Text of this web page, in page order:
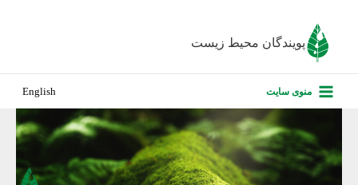
پویندگان محیط زیست
منوی سایت English
درباره ما
پروژه‌های